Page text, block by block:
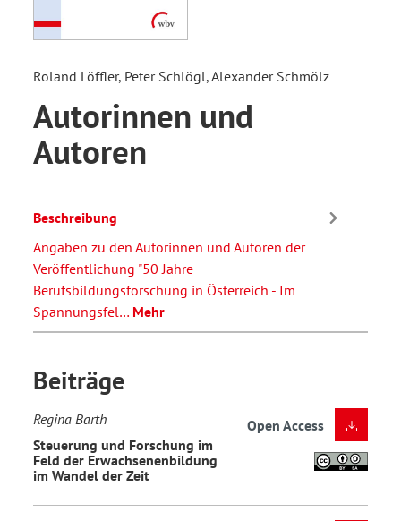
Roland Löffler, Peter Schlögl, Alexander Schmölz
Autorinnen und
Autoren
Beschreibung
Angaben zu den Autorinnen und Autoren der
Veröffentlichung "50 Jahre
Berufsbildungsforschung in Österreich - Im
Spannungsfel… Mehr
Beiträge
Regina Barth
Steuerung und Forschung im
Feld der Erwachsenenbildung
im Wandel der Zeit
Open Access